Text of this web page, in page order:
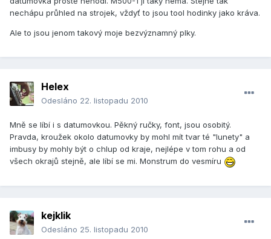
nechápu průhled na strojek, vždyť to jsou tool hodinky jako kráva.
Ale to jsou jenom takový moje bezvýznamný plky.
Helex
Odesláno 22. listopadu 2010
Mně se líbí i s datumovkou. Pěkný ručky, font, jsou osobitý.
Pravda, kroužek okolo datumovky by mohl mít tvar té "lunety" a
imbusy by mohly být o chlup od kraje, nejlépe v tom rohu a od
všech okrajů stejně, ale líbí se mi. Monstrum do vesmíru
kejklik
Odesláno 25. listopadu 2010